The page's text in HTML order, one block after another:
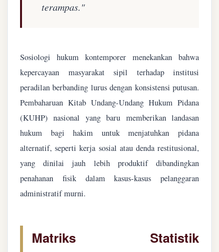
terampas."
Sosiologi hukum kontemporer menekankan bahwa
kepercayaan masyarakat sipil terhadap institusi
peradilan berbanding lurus dengan konsistensi putusan.
Pembaharuan Kitab Undang-Undang Hukum Pidana
(KUHP) nasional yang baru memberikan landasan
hukum bagi hakim untuk menjatuhkan pidana
alternatif, seperti kerja sosial atau denda restitusional,
yang dinilai jauh lebih produktif dibandingkan
penahanan fisik dalam kasus-kasus pelanggaran
administratif murni.
Matriks Statistik